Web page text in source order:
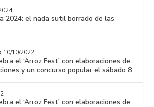
2024: el nada sutil borrado de las
10/10/2022
el ‘Arroz Fest’ con elaboraciones de
y un concurso popular el sábado 8
el ‘Arroz Fest’ con elaboraciones de